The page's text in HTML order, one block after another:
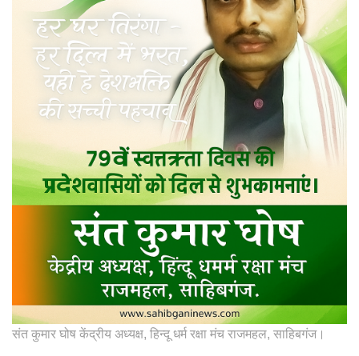
संत कुमार घोष केंद्रीय अध्यक्ष, हिन्दू धर्म रक्षा मंच राजमहल, साहिबगंज।